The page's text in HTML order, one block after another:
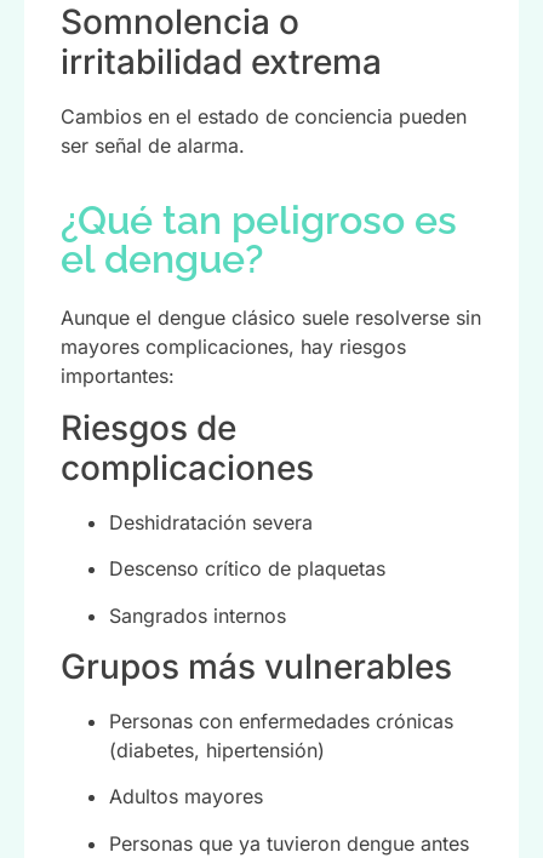
Somnolencia o
irritabilidad extrema
Cambios en el estado de conciencia pueden
ser señal de alarma.
¿Qué tan peligroso es
el dengue?
Aunque el dengue clásico suele resolverse sin
mayores complicaciones, hay riesgos
importantes:
Riesgos de
complicaciones
Deshidratación severa
Descenso crítico de plaquetas
Sangrados internos
Grupos más vulnerables
Personas con enfermedades crónicas
(diabetes, hipertensión)
Adultos mayores
Personas que ya tuvieron dengue antes